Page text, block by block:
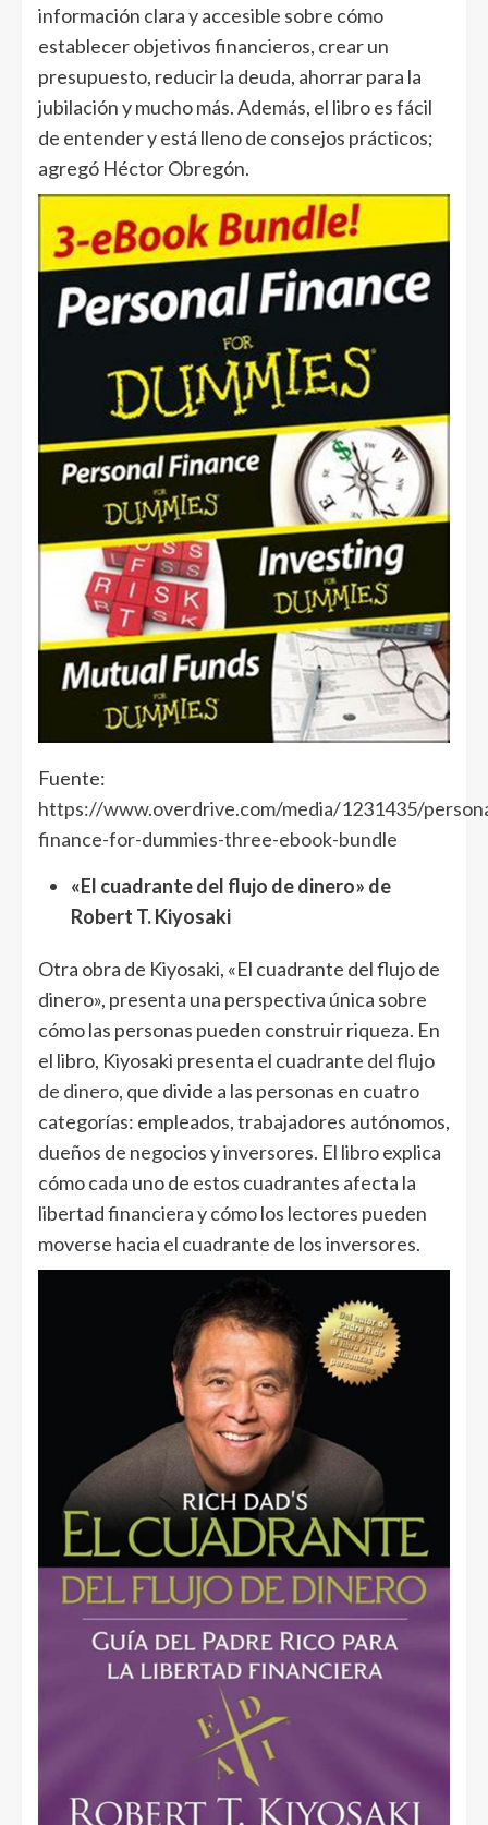
información clara y accesible sobre cómo
establecer objetivos financieros, crear un
presupuesto, reducir la deuda, ahorrar para la
jubilación y mucho más. Además, el libro es fácil
de entender y está lleno de consejos prácticos;
agregó Héctor Obregón.
Fuente:
https://www.overdrive.com/media/1231435/
finance-for-dummies-three-ebook-bundle
«El cuadrante del flujo de dinero» de
Robert T. Kiyosaki
Otra obra de Kiyosaki, «El cuadrante del flujo de
dinero», presenta una perspectiva única sobre
cómo las personas pueden construir riqueza. En
el libro, Kiyosaki presenta el cuadrante del flujo
de dinero, que divide a las personas en cuatro
categorías: empleados, trabajadores autónomos,
dueños de negocios y inversores. El libro explica
cómo cada uno de estos cuadrantes afecta la
libertad financiera y cómo los lectores pueden
moverse hacia el cuadrante de los inversores.